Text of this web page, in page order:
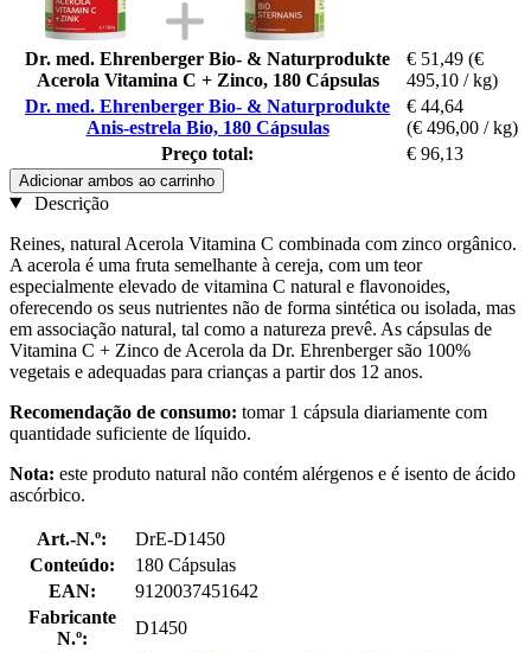
Dr. med. Ehrenberger Bio- & Naturprodukte
Acerola Vitamina C + Zinco, 180 Cápsulas
€ 51,49 (€
495,10 / kg)
Dr. med. Ehrenberger Bio- & Naturprodukte
Anis-estrela Bio, 180 Cápsulas
€ 44,64
(€ 496,00 / kg)
Preço total:
€ 96,13
Adicionar ambos ao carrinho
Descrição
Reines, natural Acerola Vitamina C combinada com zinco orgânico.
A acerola é uma fruta semelhante à cereja, com um teor
especialmente elevado de vitamina C natural e flavonoides,
oferecendo os seus nutrientes não de forma sintética ou isolada, mas
em associação natural, tal como a natureza prevê. As cápsulas de
Vitamina C + Zinco de Acerola da Dr. Ehrenberger são 100%
vegetais e adequadas para crianças a partir dos 12 anos.
Recomendação de consumo: tomar 1 cápsula diariamente com
quantidade suficiente de líquido.
Nota: este produto natural não contém alérgenos e é isento de ácido
ascórbico.
Art.-N.º:
DrE-D1450
Conteúdo:
180 Cápsulas
EAN:
9120037451642
Fabricante
N.º:
D1450